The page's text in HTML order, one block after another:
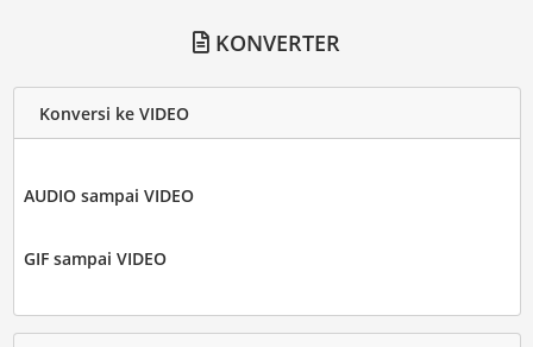
KONVERTER
Konversi ke VIDEO
AUDIO sampai VIDEO
GIF sampai VIDEO